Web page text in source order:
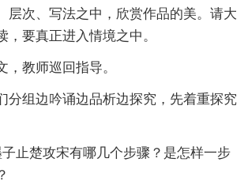
层次、写法之中，欣赏作品的美。请大
，要真正进入情境之中。
，教师巡回指导。
分组边吟诵边品析边探究，先着重探究
止楚攻宋有哪几个步骤？是怎样一步